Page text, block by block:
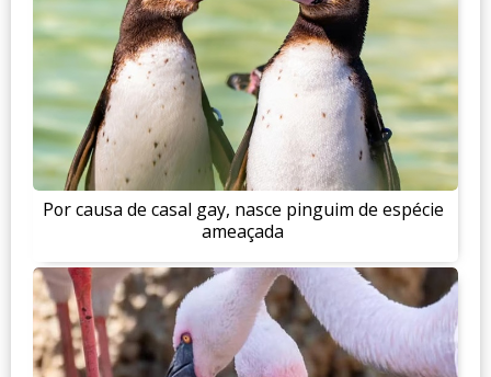
Por causa de casal gay, nasce pinguim de espécie
ameaçada